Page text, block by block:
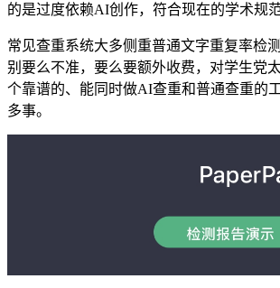
的是过度依赖AI创作，符合现在的学术规范
常见查重系统大多侧重普通文字重复率检
别要么不准，要么要额外收费，对学生党
个靠谱的、能同时做AI查重和普通查重的
多事。